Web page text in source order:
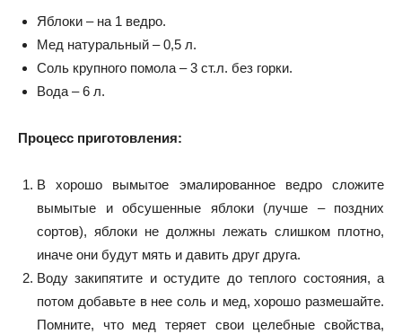
Яблоки – на 1 ведро.
Мед натуральный – 0,5 л.
Соль крупного помола – 3 ст.л. без горки.
Вода – 6 л.
Процесс приготовления:
В хорошо вымытое эмалированное ведро сложите
вымытые и обсушенные яблоки (лучше – поздних
сортов), яблоки не должны лежать слишком плотно,
иначе они будут мять и давить друг друга.
Воду закипятите и остудите до теплого состояния, а
потом добавьте в нее соль и мед, хорошо размешайте.
Помните, что мед теряет свои целебные свойства,